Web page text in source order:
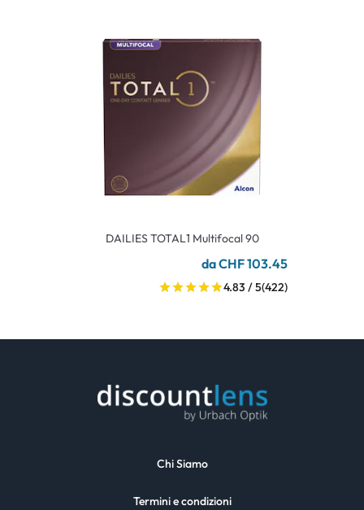
DAILIES TOTAL1 Multifocal 90
da CHF 103.45
4.83 / 5(422)
Chi Siamo
Termini e condizioni